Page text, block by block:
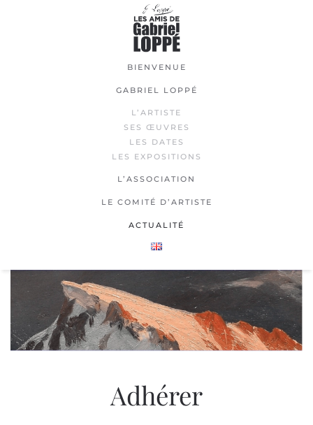
BIENVENUE
GABRIEL LOPPÉ
L’ARTISTE
SES ŒUVRES
LES DATES
LES EXPOSITIONS
L’ASSOCIATION
LE COMITÉ D’ARTISTE
ACTUALITÉ
Adhérer